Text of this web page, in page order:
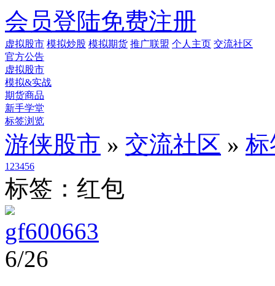
会员登陆免费注册
虚拟股市 模拟炒股 模拟期货 推广联盟 个人主页 交流社区
官方公告
虚拟股市
模拟&实战
期货商品
新手学堂
标签浏览
游侠股市 » 交流社区 » 标
1 23456
标签：红包
gf600663
6/26